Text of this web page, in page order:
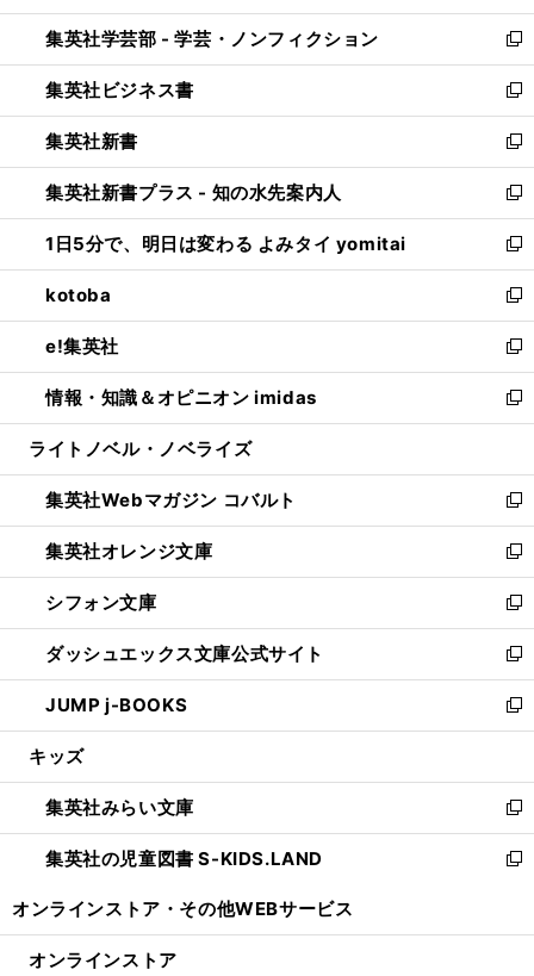
開
く
ウ
で
開
く
ン
ド
ウ
で
開
く
ウ
ィ
ン
ド
ウ
で
開
く
集英社学芸部 - 学芸・ノンフィクション
新
し
い
ウ
ィ
ン
ド
ウ
で
開
く
集英社ビジネス書
新
し
い
ウ
ィ
ン
ド
ウ
で
開
く
集英社新書
新
し
い
ウ
ィ
ン
ド
ウ
で
開
く
集英社新書プラス - 知の水先案内人
新
し
い
ウ
ィ
ン
ド
ウ
で
開
1日5分で、明日は変わる よみタイ yomitai
新
し
い
ウ
ィ
ン
ド
ウ
開
く
kotoba
新
し
い
ウ
ィ
ン
ウ
で
開
く
e!集英社
新
し
い
ウ
ン
ド
ウ
で
開
く
情報・知識＆オピニオン imidas
新
し
ウ
ィ
ン
ド
ウ
で
開
く
ライトノベル・ノベライズ
集英社Webマガジン コバルト
新
し
い
ウ
ィ
ン
ド
ウ
で
開
集英社オレンジ文庫
新
し
い
ウ
ィ
ン
ド
ウ
開
く
シフォン文庫
新
し
い
ウ
ィ
ン
ウ
で
開
く
ダッシュエックス文庫公式サイト
新
し
い
ウ
ン
ド
ウ
で
JUMP j-BOOKS
新
し
ウ
ィ
ン
ド
開
キッズ
集英社みらい文庫
新
し
い
ン
集英社の児童図書 S-KIDS.LAND
新
ウ
オンラインストア・ その他WEBサービス
オンラインストア